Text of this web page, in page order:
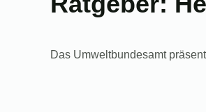
Das Umweltbundesamt